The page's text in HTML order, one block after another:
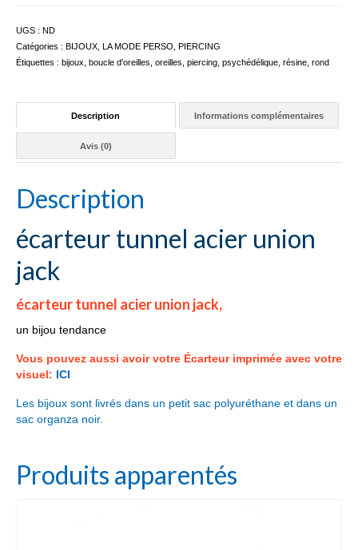
UGS : ND
Catégories : BIJOUX LA MODE PERSO PIERCING
Étiquettes : bijoux boucle d'oreilles oreilles piercing psychédélique résine rond
Description Informations complémentaires
Avis (0)
Description
écarteur tunnel acier union
jack
écarteur tunnel acier union jack,
un bijou tendance
Vous pouvez aussi avoir votre Écarteur imprimée avec votre
visuel: ICI
Les bijoux sont livrés dans un petit sac polyuréthane et dans un
sac organza noir.
Produits apparentés